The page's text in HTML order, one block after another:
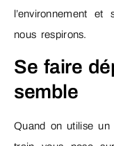
l’environnement
nous respirons.
Se faire
semble
Quand on utilise